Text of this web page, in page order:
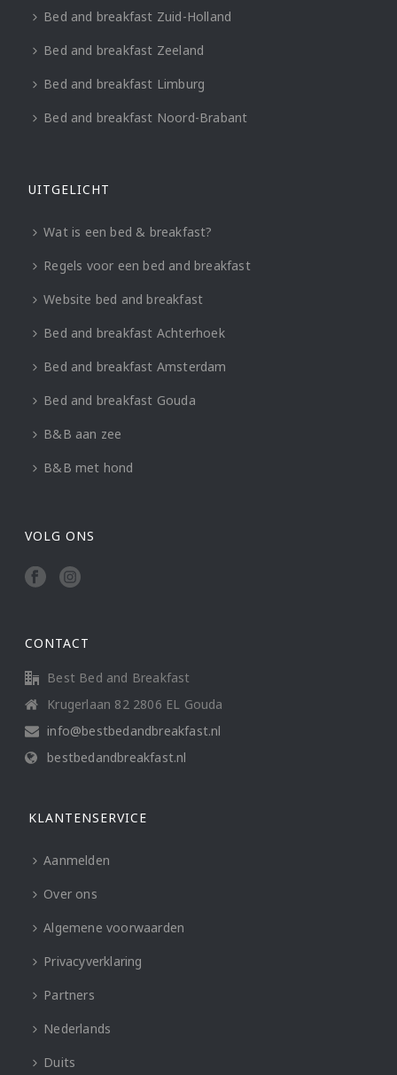
Bed and breakfast Zuid-Holland
Bed and breakfast Zeeland
Bed and breakfast Limburg
Bed and breakfast Noord-Brabant
UITGELICHT
Wat is een bed & breakfast?
Regels voor een bed and breakfast
Website bed and breakfast
Bed and breakfast Achterhoek
Bed and breakfast Amsterdam
Bed and breakfast Gouda
B&B aan zee
B&B met hond
VOLG ONS
CONTACT
Best Bed and Breakfast
Krugerlaan 82 2806 EL Gouda
info@bestbedandbreakfast.nl
bestbedandbreakfast.nl
KLANTENSERVICE
Aanmelden
Over ons
Algemene voorwaarden
Privacyverklaring
Partners
Nederlands
Duits